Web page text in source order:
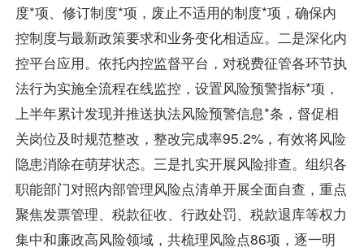
度*项、修订制度*项，废止不适用的制度*项，确保内
控制度与最新政策要求和业务变化相适应。二是深化内
控平台应用。依托内控监督平台，对税费征管各环节执
法行为实施全流程在线监控，设置风险预警指标*项，
上半年累计发现并推送执法风险预警信息*条，督促相
关岗位及时规范整改，整改完成率95.2%，有效将风险
隐患消除在萌芽状态。三是扎实开展风险排查。组织各
职能部门对照内部管理风险点清单开展全面自查，重点
聚焦发票管理、税款征收、行政处罚、税款退库等权力
集中和廉政高风险领域，共梳理风险点86项，逐一明